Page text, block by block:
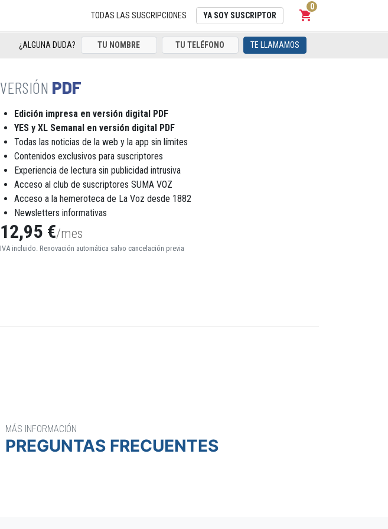
TODAS LAS SUSCRIPCIONES YA SOY SUSCRIPTOR shopping_cart
Carrito
0
¿ALGUNA DUDA? TE LLAMAMOS
PDF
Edición impresa en versión digital PDF
YES y XL Semanal en versión digital PDF
Todas las noticias de la web y la app sin límites
Contenidos exclusivos para suscriptores
Experiencia de lectura sin publicidad intrusiva
Acceso al club de suscriptores SUMA VOZ
Acceso a la hemeroteca de La Voz desde 1882
Newsletters informativas
12,95 €/mes
IVA incluido. Renovación automática salvo cancelación previa
MÁS INFORMACIÓN
PREGUNTAS FRECUENTES